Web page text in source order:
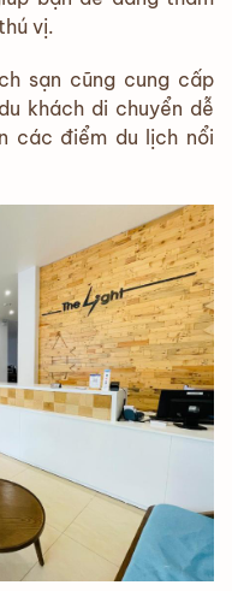
vị.
sạn cũng cung cấp
khách di chuyển dễ
các điểm du lịch nổi